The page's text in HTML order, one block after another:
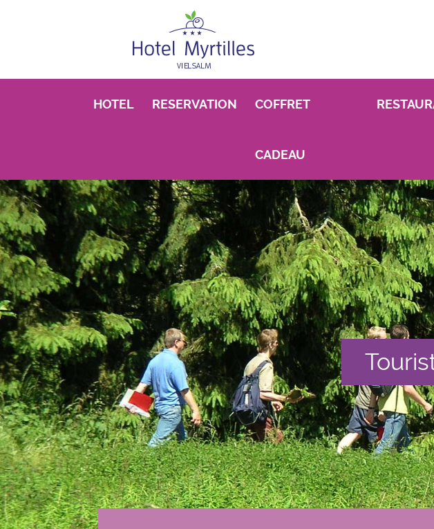
HOTEL RESERVATION COFFRET
CADEAU